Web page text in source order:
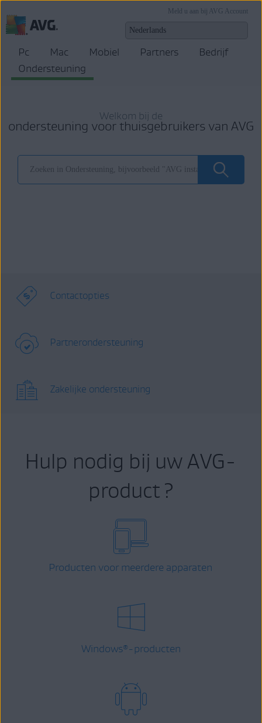
Meld u aan bij AVG Account
Pc Mac Mobiel Partners
Bedrijf
Ondersteuning
Welkom bij de
ondersteuning voor thuisgebruikers van AVG
Contactopties
Partnerondersteuning
Zakelijke ondersteuning
Hulp nodig bij uw AVG-
product ?
Producten voor meerdere apparaten
Windows® -producten